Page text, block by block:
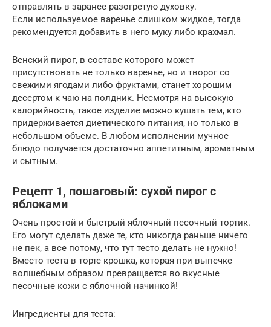
отправлять в заранее разогретую духовку.
Если используемое варенье слишком жидкое, тогда
рекомендуется добавить в него муку либо крахмал.
Венский пирог, в составе которого может
присутствовать не только варенье, но и творог со
свежими ягодами либо фруктами, станет хорошим
десертом к чаю на полдник. Несмотря на высокую
калорийность, такое изделие можно кушать тем, кто
придерживается диетического питания, но только в
небольшом объеме. В любом исполнении мучное
блюдо получается достаточно аппетитным, ароматным
и сытным.
Рецепт 1, пошаговый: сухой пирог с
яблоками
Очень простой и быстрый яблочный песочный тортик.
Его могут сделать даже те, кто никогда раньше ничего
не пек, а все потому, что тут тесто делать не нужно!
Вместо теста в торте крошка, которая при выпечке
волшебным образом превращается во вкусные
песочные кожи с яблочной начинкой!
Ингредиенты для теста: